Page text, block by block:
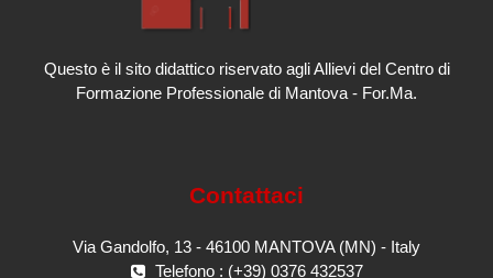
Questo è il sito didattico riservato agli Allievi del Centro di
Formazione Professionale di Mantova - For.Ma.
Contattaci
Via Gandolfo, 13 - 46100 MANTOVA (MN) - Italy
Telefono : (+39) 0376 432537